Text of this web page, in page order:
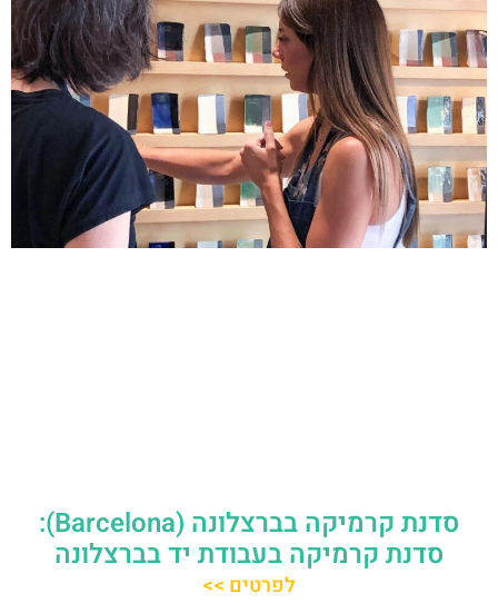
סדנת קרמיקה בברצלונה (Barcelona):
סדנת קרמיקה בעבודת יד בברצלונה
לפרטים >>